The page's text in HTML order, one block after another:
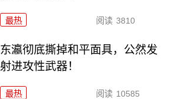
最热 阅读 3810
东瀛彻底撕掉和平面具，公然发
射进攻性武器！
最热 阅读 10585